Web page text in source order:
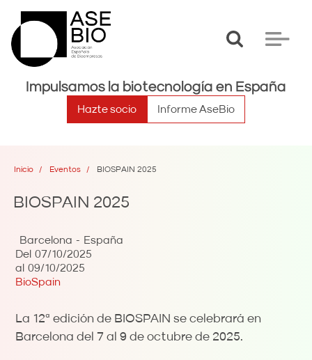
Toggle
Toggle
Impulsamos la biotecnología en España
Hazte socio Informe AseBio
Inicio Eventos BIOSPAIN 2025
BIOSPAIN 2025
Barcelona
España
Del 07/10/2025
al 09/10/2025
BioSpain
La 12ª edición de BIOSPAIN se celebrará en
Barcelona del 7 al 9 de octubre de 2025.